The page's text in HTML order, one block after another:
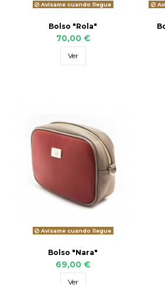
Avísame cuando llegue
Bolso "Rola"
70,00 €
Ver
Avísame cuando llegue
Bolso "Nara"
69,00 €
Ver